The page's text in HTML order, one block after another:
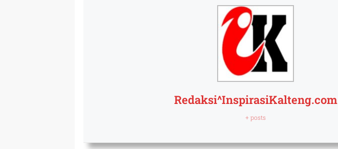
Redaksi^InspirasiKalteng.com
+ posts